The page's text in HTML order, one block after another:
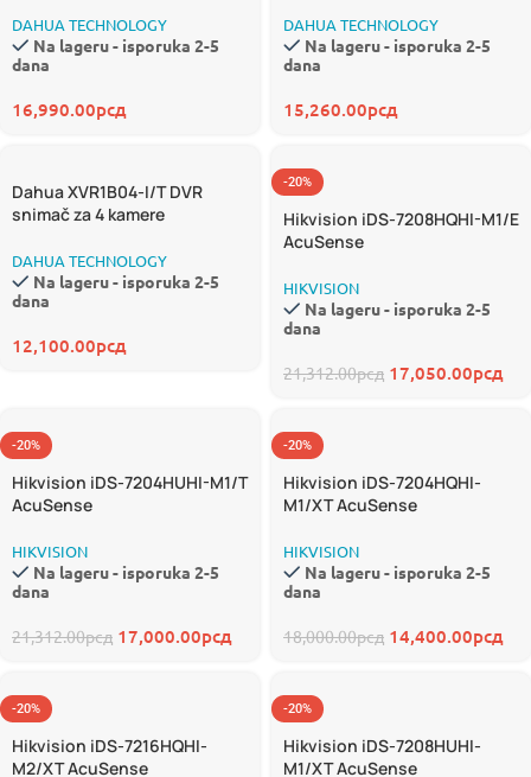
DAHUA TECHNOLOGY
Na lageru - isporuka 2-5
dana
16,990.00рсд
DAHUA TECHNOLOGY
Na lageru - isporuka 2-5
dana
15,260.00рсд
Dahua XVR1B04-I/T DVR
snimač za 4 kamere
DAHUA TECHNOLOGY
Na lageru - isporuka 2-5
dana
12,100.00рсд
-20%
Hikvision iDS-7208HQHI-M1/E
AcuSense
HIKVISION
Na lageru - isporuka 2-5
dana
21,312.00рсд 17,050.00рсд
-20%
Hikvision iDS-7204HUHI-M1/T
AcuSense
HIKVISION
Na lageru - isporuka 2-5
dana
21,312.00рсд 17,000.00рсд
-20%
Hikvision iDS-7204HQHI-
M1/XT AcuSense
HIKVISION
Na lageru - isporuka 2-5
dana
18,000.00рсд 14,400.00рсд
-20%
Hikvision iDS-7216HQHI-
M2/XT AcuSense
-20%
Hikvision iDS-7208HUHI-
M1/XT AcuSense